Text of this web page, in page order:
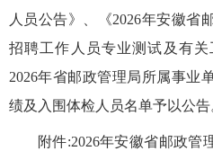
人员公告》、《2026年安徽省
招聘工作人员专业测试及有
2026年省邮政管理局所属事业
绩及入围体检人员名单予以公告
附件:2026年安徽省邮政管